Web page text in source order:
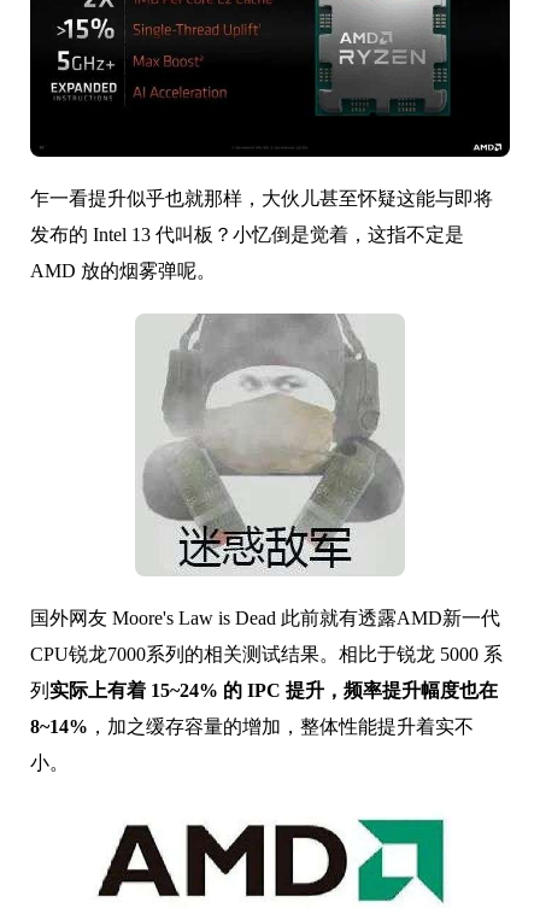
乍一看提升似乎也就那样，大伙儿甚至怀疑这能与即将
发布的 Intel 13 代叫板？小忆倒是觉着，这指不定是
AMD 放的烟雾弹呢。
国外网友 Moore's Law is Dead 此前就有透露AMD新一代
CPU锐龙7000系列 的相关测试结果。相比于锐龙 5000 系
列 实际上有着 15~24% 的 IPC 提升，频率提升幅度也在
8~14% ，加之缓存容量的增加，整体性能提升着实不
小。